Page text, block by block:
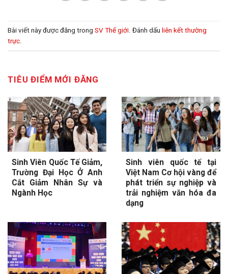
Bài viết này được đăng trong SV Thế giới. Đánh dấu liên kết thường
trực.
TIÊU ĐIỂM MỚI ĐĂNG
Sinh Viên Quốc Tế Giảm,
Trường Đại Học Ở Anh
Cắt Giảm Nhân Sự và
Ngành Học
Sinh viên quốc tế tại
Việt Nam Cơ hội vàng để
phát triển sự nghiệp và
trải nghiệm văn hóa đa
dạng